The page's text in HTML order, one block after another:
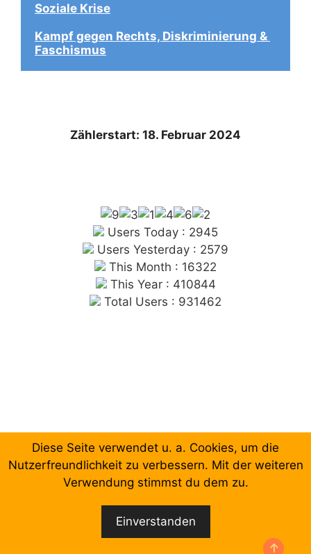
Soziale Krise
Kampf gegen Rechts, Diskriminierung &
Faschismus
Zählerstart: 18. Februar 2024
Users Today : 2945
Users Yesterday : 2579
This Month : 16322
This Year : 410844
Total Users : 931462
Chronologische Aufzählung der Beiträge
© 2026 Forum Gewerkschaftliche Linke Berlin •
Diese Seite verwendet u. a. Cookies, um die
Nutzerfreundlichkeit zu verbessern. Mit der weiteren
Verwendung stimmst du dem zu.
Einverstanden